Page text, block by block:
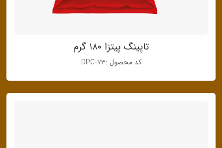
تاپینگ پیتزا ۱۸۰ گرم
کد محصول :DPC-73